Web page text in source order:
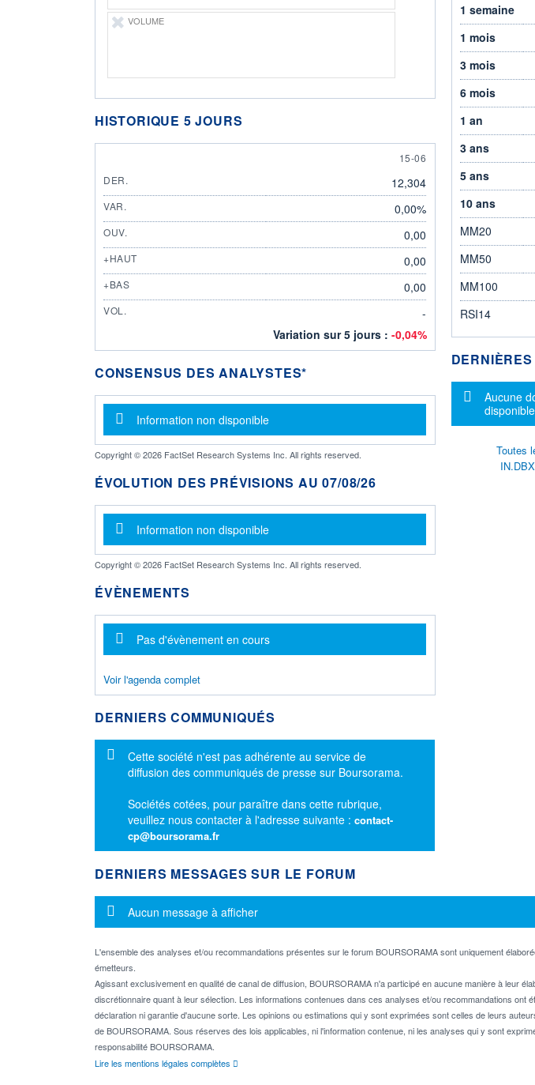
VOLUME
HISTORIQUE 5 JOURS
15 JUNE
15-06
DER.
12,304
VAR. 0,00%
OUV. 0,00
+HAUT 0,00
+BAS 0,00
VOL.
-
Variation sur 5 jours : -0,04%
CONSENSUS DES ANALYSTES*
Message d'information
Information non disponible
Copyright © 2026 FactSet Research Systems Inc. All rights reserved.
ÉVOLUTION DES PRÉVISIONS AU 07/08/26
Message d'information
Information non disponible
Copyright © 2026 FactSet Research Systems Inc. All rights reserved.
ÉVÈNEMENTS
Message d'information
Pas d'évènement en cours
Voir l'agenda complet
DERNIERS COMMUNIQUÉS
Message d'information
Cette société n'est pas adhérente au service de
diffusion des communiqués de presse sur Boursorama.
Sociétés cotées, pour paraître dans cette rubrique,
veuillez nous contacter à l'adresse suivante : contact-
cp@boursorama.fr
1 semaine
1 mois
3 mois
6 mois
1 an
3 ans
5 ans
10 ans
MM20
MM50
MM100
RSI14
Aucune
Toutes
DERNIERS MESSAGES SUR LE FORUM
Message d'information
Aucun message à afficher
L'ensemble des analyses et/ou recommandations présentes sur le forum BOURSORAMA sont uniquement
émetteurs.
Agissant exclusivement en qualité de canal de diffusion, BOURSORAMA n'a participé en aucune manière à leur
discrétionnaire quant à leur sélection. Les informations contenues dans ces analyses et/ou recommandations ont
déclaration ni garantie d'aucune sorte. Les opinions ou estimations qui y sont exprimées sont celles de leurs
de BOURSORAMA. Sous réserves des lois applicables, ni l'information contenue, ni les analyses qui y sont
responsabilité BOURSORAMA.
Lire les mentions légales complètes